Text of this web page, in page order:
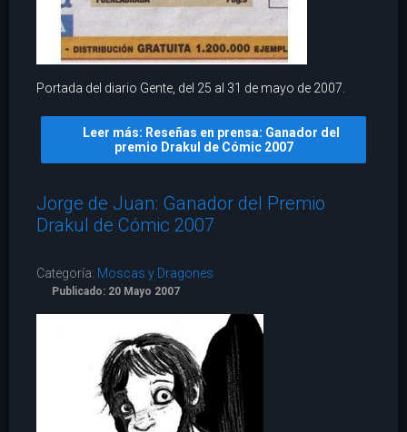
Portada del diario Gente, del 25 al 31 de mayo de 2007.
Leer más: Reseñas en prensa: Ganador del
premio Drakul de Cómic 2007
Jorge de Juan: Ganador del Premio
Drakul de Cómic 2007
Categoría: Moscas y Dragones
Publicado: 20 Mayo 2007